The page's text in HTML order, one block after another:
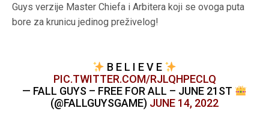
Guys verzije Master Chiefa i Arbitera koji se ovoga puta
bore za krunicu jedinog preživelog!
B E L I E V E
PIC.TWITTER.COM/RJLQHPECLQ
— FALL GUYS – FREE FOR ALL – JUNE 21ST
(@FALLGUYSGAME) JUNE 14, 2022